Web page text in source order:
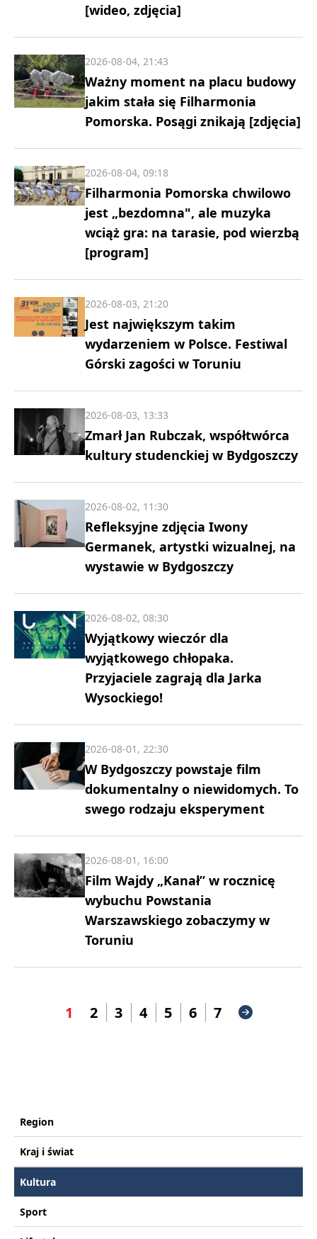
[wideo, zdjęcia]
Ważny moment na placu budowy
jakim stała się Filharmonia
Pomorska. Posągi znikają [zdjęcia]
2026-08-04, 21:43
Filharmonia Pomorska chwilowo
jest „bezdomna", ale muzyka
wciąż gra: na tarasie, pod wierzbą
[program]
2026-08-04, 09:18
Jest największym takim
wydarzeniem w Polsce. Festiwal
Górski zagości w Toruniu
2026-08-03, 21:20
Zmarł Jan Rubczak, współtwórca
kultury studenckiej w Bydgoszczy
2026-08-03, 13:33
Refleksyjne zdjęcia Iwony
Germanek, artystki wizualnej, na
wystawie w Bydgoszczy
2026-08-02, 11:30
Wyjątkowy wieczór dla
wyjątkowego chłopaka.
Przyjaciele zagrają dla Jarka
Wysockiego!
2026-08-02, 08:30
W Bydgoszczy powstaje film
dokumentalny o niewidomych. To
swego rodzaju eksperyment
2026-08-01, 22:30
Film Wajdy „Kanał” w rocznicę
wybuchu Powstania
Warszawskiego zobaczymy w
Toruniu
2026-08-01, 16:00
1 2 3 4 5 6 7
Region
Kraj i świat
Kultura
Sport